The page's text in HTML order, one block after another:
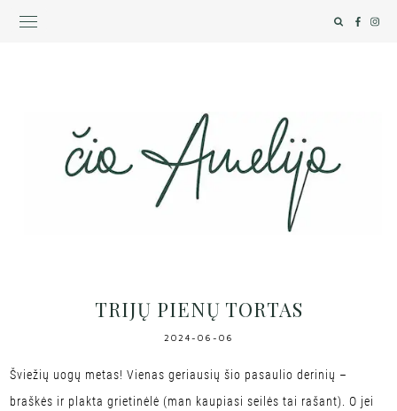
TRIJŲ PIENŲ TORTAS
2024-06-06
Šviežių uogų metas! Vienas geriausių šio pasaulio derinių –
braškės ir plakta grietinėlė (man kaupiasi seilės tai rašant). O jei